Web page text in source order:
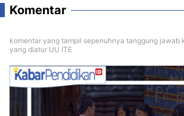
Komentar
komentar yang tampil sepenuhnya tanggung jawab
yang diatur UU ITE